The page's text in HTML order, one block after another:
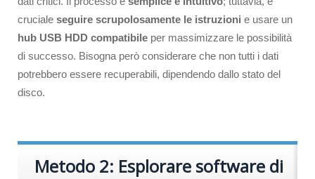
cruciale seguire scrupolosamente le istruzioni e usare un
hub USB HDD compatibile per massimizzare le possibilità
di successo. Bisogna però considerare che non tutti i dati
potrebbero essere recuperabili, dipendendo dallo stato del
disco.
Metodo 2: Esplorare software di